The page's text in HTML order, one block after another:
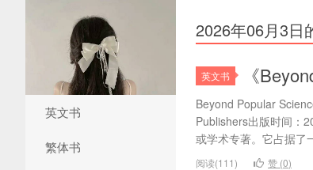
英文书
繁体书
2026年06月3日
英文书 《
Beyond Popular
Publishers出版时间：
或学术专著。它占据了
阅读(111) 赞 (0)